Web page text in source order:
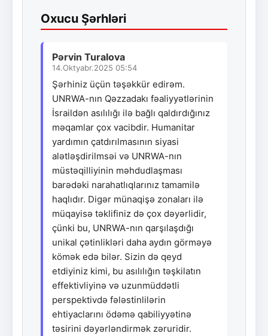
Oxucu Şərhləri
Pərvin Turalova
14.Oktyabr.2025 05:54
Şərhiniz üçün təşəkkür edirəm.
UNRWA-nın Qəzzadakı fəaliyyətlərinin
İsraildən asılılığı ilə bağlı qaldırdığınız
məqamlar çox vacibdir. Humanitar
yardımın çatdırılmasının siyasi
alətləşdirilmsəi və UNRWA-nın
müstəqilliyinin məhdudlaşması
barədəki narahatlıqlarınız tamamilə
haqlıdır. Digər münaqişə zonaları ilə
müqayisə təklifiniz də çox dəyərlidir,
çünki bu, UNRWA-nın qarşılaşdığı
unikal çətinlikləri daha aydın görməyə
kömək edə bilər. Sizin də qeyd
etdiyiniz kimi, bu asılılığın təşkilatın
effektivliyinə və uzunmüddətli
perspektivdə fələstinlilərin
ehtiyaclarını ödəmə qabiliyyətinə
təsirini dəyərləndirmək zəruridir.